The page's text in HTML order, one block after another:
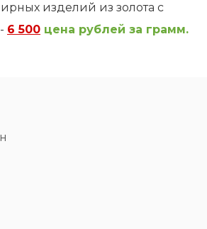
изделий из золота с
6 500 цена рублей за грамм.